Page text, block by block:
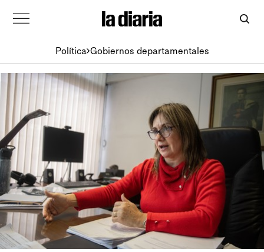
Política Gobiernos departamentales